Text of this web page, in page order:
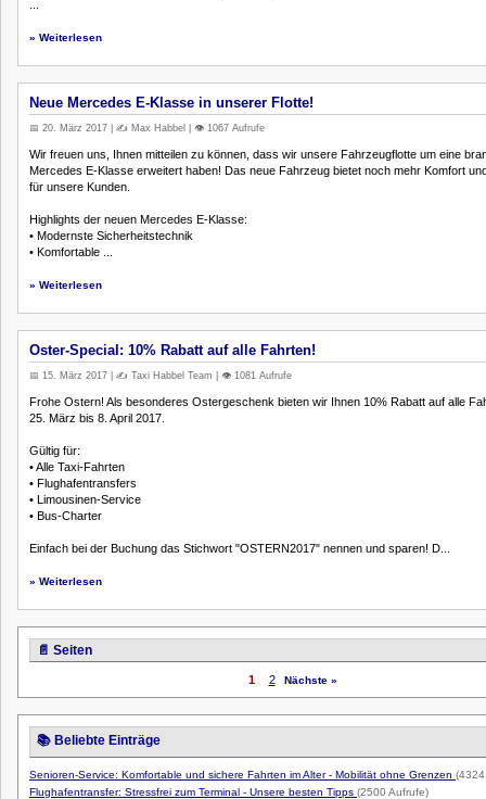
» Weiterlesen
Neue Mercedes E-Klasse in unserer Flotte!
📅 20. März 2017 | ✍️ Max Habbel | 👁️ 1067 Aufrufe
Wir freuen uns, Ihnen mitteilen zu können, dass wir unsere Fahrzeugflotte um eine
Mercedes E-Klasse erweitert haben! Das neue Fahrzeug bietet noch mehr Komfort
für unsere Kunden.
Highlights der neuen Mercedes E-Klasse:
• Modernste Sicherheitstechnik
• Komfortable ...
» Weiterlesen
Oster-Special: 10% Rabatt auf alle Fahrten!
📅 15. März 2017 | ✍️ Taxi Habbel Team | 👁️ 1081 Aufrufe
Frohe Ostern! Als besonderes Ostergeschenk bieten wir Ihnen 10% Rabatt auf alle
25. März bis 8. April 2017.
Gültig für:
• Alle Taxi-Fahrten
• Flughafentransfers
• Limousinen-Service
• Bus-Charter
Einfach bei der Buchung das Stichwort "OSTERN2017" nennen und sparen! D...
» Weiterlesen
📄 Seiten
1 2 Nächste »
📚 Beliebte Einträge
Senioren-Service: Komfortable und sichere Fahrten im Alter - Mobilität ohne Grenzen
Flughafentransfer: Stressfrei zum Terminal - Unsere besten Tipps (2500 Aufrufe)